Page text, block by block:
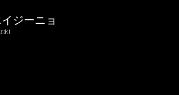
ジーニョ